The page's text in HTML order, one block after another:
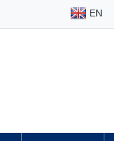
EN